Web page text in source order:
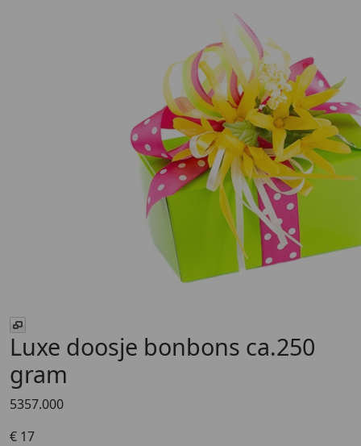
Luxe doosje bonbons ca.250
gram
5357.000
€ 17